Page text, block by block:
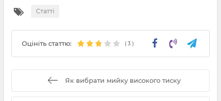
Статті
Оцініть статтю: ( 3 )
Як вибрати мийку високого тиску